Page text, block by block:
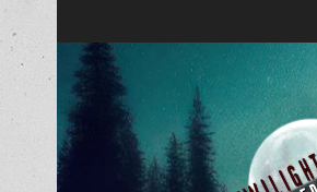
Inhalt
springen